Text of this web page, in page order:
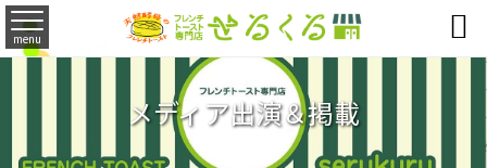
menu 
メディア出演＆掲載